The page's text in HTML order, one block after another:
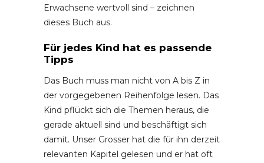
Erwachsene wertvoll sind – zeichnen
dieses Buch aus.
Für jedes Kind hat es passende
Tipps
Das Buch muss man nicht von A bis Z in
der vorgegebenen Reihenfolge lesen. Das
Kind pflückt sich die Themen heraus, die
gerade aktuell sind und beschäftigt sich
damit. Unser Grosser hat die für ihn derzeit
relevanten Kapitel gelesen und er hat oft